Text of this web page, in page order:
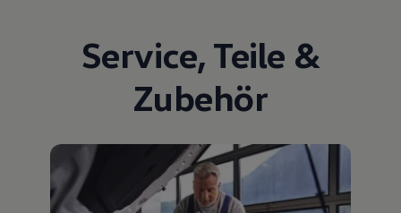
Service, Teile &
Zubehör